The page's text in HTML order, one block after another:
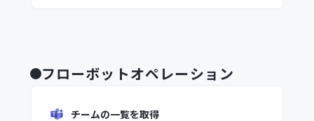
フローボットオペレーション
チームの一覧を取得